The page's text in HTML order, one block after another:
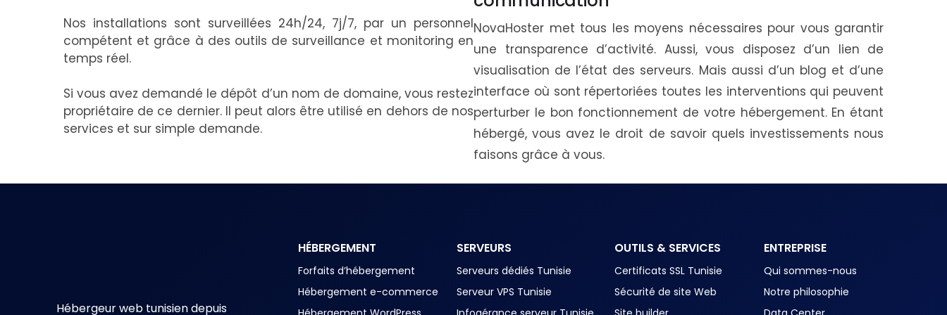
Nos installations sont surveillées 24h/24, 7j/7, par un personnel
compétent et grâce à des outils de surveillance et monitoring en
temps réel.
Si vous avez demandé le dépôt d’un nom de domaine, vous restez
propriétaire de ce dernier. Il peut alors être utilisé en dehors de nos
services et sur simple demande.
NovaHoster met tous les moyens nécessaires pour vous garantir
une transparence d’activité. Aussi, vous disposez d’un lien de
visualisation de l’état des serveurs. Mais aussi d’un blog et d’une
interface où sont répertoriées toutes les interventions qui peuvent
perturber le bon fonctionnement de votre hébergement. En étant
hébergé, vous avez le droit de savoir quels investissements nous
faisons grâce à vous.
Hébergeur web tunisien depuis
HÉBERGEMENT
Forfaits d’hébergement
Hébergement e-commerce
SERVEURS
Serveurs dédiés Tunisie
Serveur VPS Tunisie
OUTILS & SERVICES
Certificats SSL Tunisie
Sécurité de site Web
ENTREPRISE
Qui sommes-nous
Notre philosophie